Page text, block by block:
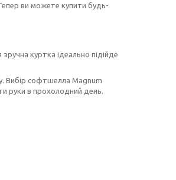
ви можете купити будь-
куртка ідеально підійде
Вибір софтшелла Magnum
руки в прохолодний день.